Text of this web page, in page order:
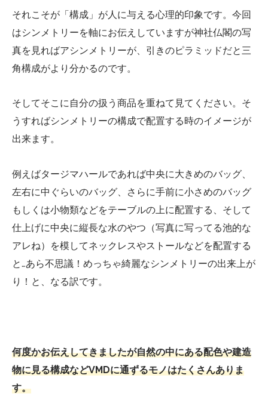
それこそが「構成」が人に与える心理的印象です。今回
はシンメトリーを軸にお伝えしていますが神社仏閣の写
真を見ればアシンメトリーが、引きのピラミッドだと三
角構成がより分かるのです。
そしてそこに自分の扱う商品を重ねて見てください。そ
うすればシンメトリーの構成で配置する時のイメージが
出来ます。
例えばタージマハールであれば中央に大きめのバッグ、
左右に中ぐらいのバッグ、さらに手前に小さめのバッグ
もしくは小物類などをテーブルの上に配置する、そして
仕上げに中央に縦長な水のやつ（写真に写ってる池的な
アレね）を模してネックレスやストールなどを配置する
と…あら不思議！めっちゃ綺麗なシンメトリーの出来上が
り！と、なる訳です。
何度かお伝えしてきましたが自然の中にある配色や建造
物に見る構成などVMDに通ずるモノはたくさんありま
す。